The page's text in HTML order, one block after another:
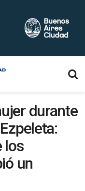
durante
los
un